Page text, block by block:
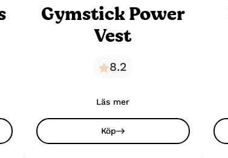
Gymstick Power
Vest
8.2
Läs mer
Köp